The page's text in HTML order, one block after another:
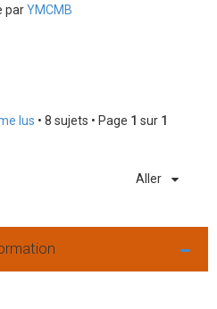
parYMCMB
lus • 8 sujets • Page 1 sur 1
Aller